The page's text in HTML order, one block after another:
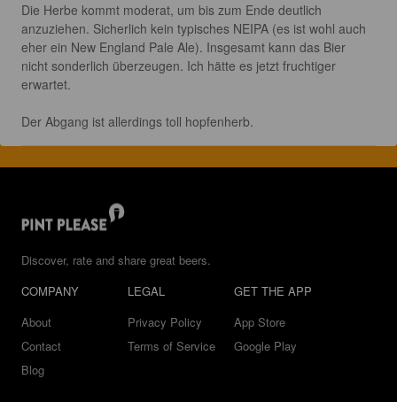
Die Herbe kommt moderat, um bis zum Ende deutlich
anzuziehen. Sicherlich kein typisches NEIPA (es ist wohl auch
eher ein New England Pale Ale). Insgesamt kann das Bier
nicht sonderlich überzeugen. Ich hätte es jetzt fruchtiger
erwartet.
Der Abgang ist allerdings toll hopfenherb.
Discover, rate and share great beers.
COMPANY
About
Contact
Blog
LEGAL
Privacy Policy
Terms of Service
GET THE APP
App Store
Google Play